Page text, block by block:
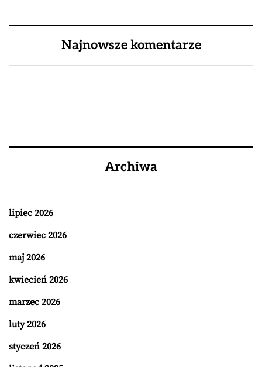
Najnowsze komentarze
Archiwa
lipiec 2026
czerwiec 2026
maj 2026
kwiecień 2026
marzec 2026
luty 2026
styczeń 2026